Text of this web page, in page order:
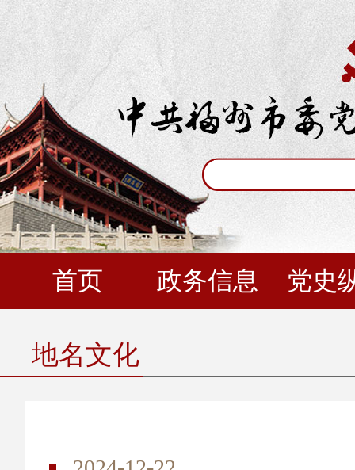
首页 政务信息 党史
地名文化